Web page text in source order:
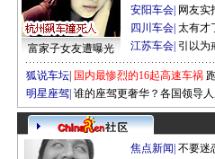
富家子女友遭曝光
安阳车会 网友实
四川车会 太有才
江苏车会 引以为
狐说车坛 国内最惨烈的16起高速车祸
明星座驾 谁的座驾更奢华？各国领导
焦点新闻 不要迷